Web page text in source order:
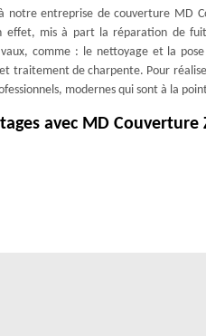
notre entreprise de couverture MD
effet, mis à part la réparation de
comme : le nettoyage et la
traitement de charpente. Pour
modernes qui sont à la
avec MD Couverture